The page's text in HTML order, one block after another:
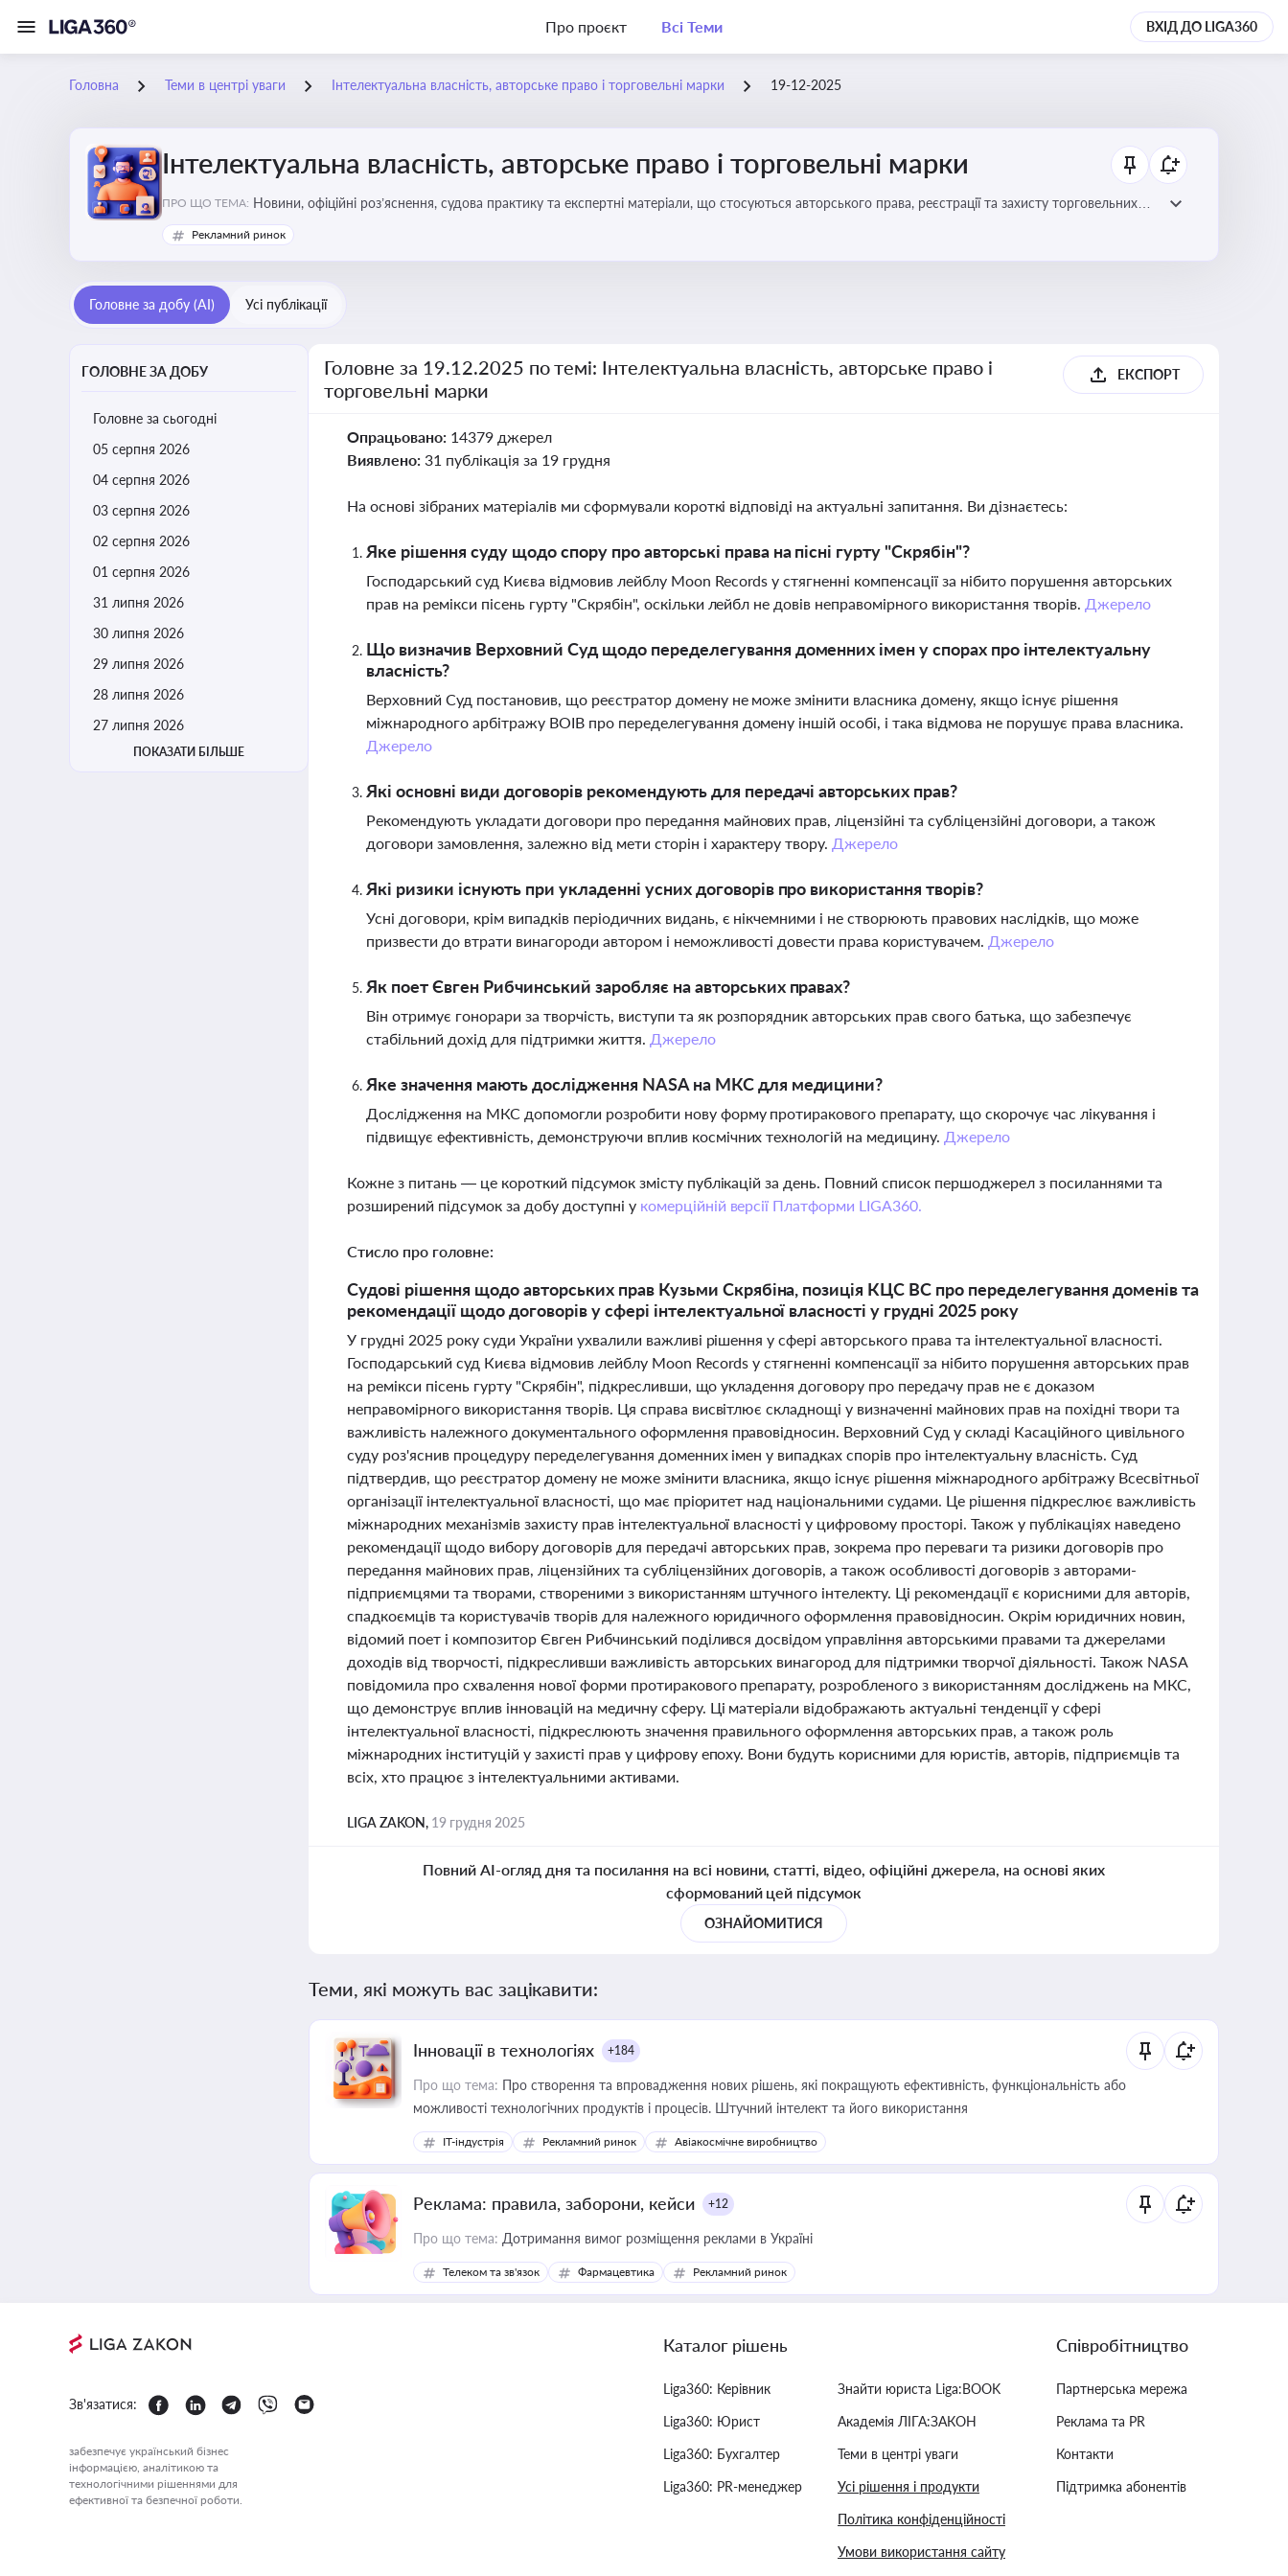
Про проєкт Всі Теми ВХІД ДО LIGA360
Головна Теми в центрі уваги Інтелектуальна власність, авторське право і торговельні марки 19-12-2025
Інтелектуальна власність, авторське право і торговельні марки
ПРО ЩО ТЕМА: Новини, офіційні роз’яснення, судова практику та експертні матеріали, що стосуються авторського права, реєстрації та захисту торговельних
марок, боротьби з порушеннями прав інтелектуальної власності, а також змін у законодавстві у цій сфері
Рекламний ринок
Головне за добу (AI) Усі публікації
ГОЛОВНЕ ЗА ДОБУ
Головне за сьогодні
05 серпня 2026
04 серпня 2026
03 серпня 2026
02 серпня 2026
01 серпня 2026
31 липня 2026
30 липня 2026
29 липня 2026
28 липня 2026
27 липня 2026
ПОКАЗАТИ БІЛЬШЕ
Головне за 19.12.2025 по темі: Інтелектуальна власність, авторське право і
торговельні марки
ЕКСПОРТ
Опрацьовано: 14379 джерел
Виявлено: 31 публікація за 19 грудня
На основі зібраних матеріалів ми сформували короткі відповіді на актуальні запитання. Ви дізнаєтесь:
Яке рішення суду щодо спору про авторські права на пісні гурту "Скрябін"?
Господарський суд Києва відмовив лейблу Moon Records у стягненні компенсації за нібито порушення авторських
прав на ремікси пісень гурту "Скрябін", оскільки лейбл не довів неправомірного використання творів. Джерело
Що визначив Верховний Суд щодо переделегування доменних імен у спорах про інтелектуальну
власність?
Верховний Суд постановив, що реєстратор домену не може змінити власника домену, якщо існує рішення
міжнародного арбітражу ВОІВ про переделегування домену іншій особі, і така відмова не порушує права власника.
Джерело
Які основні види договорів рекомендують для передачі авторських прав?
Рекомендують укладати договори про передання майнових прав, ліцензійні та субліцензійні договори, а також
договори замовлення, залежно від мети сторін і характеру твору. Джерело
Які ризики існують при укладенні усних договорів про використання творів?
Усні договори, крім випадків періодичних видань, є нікчемними і не створюють правових наслідків, що може
призвести до втрати винагороди автором і неможливості довести права користувачем. Джерело
Як поет Євген Рибчинський заробляє на авторських правах?
Він отримує гонорари за творчість, виступи та як розпорядник авторських прав свого батька, що забезпечує
стабільний дохід для підтримки життя. Джерело
Яке значення мають дослідження NASA на МКС для медицини?
Дослідження на МКС допомогли розробити нову форму протиракового препарату, що скорочує час лікування і
підвищує ефективність, демонструючи вплив космічних технологій на медицину. Джерело
Кожне з питань — це короткий підсумок змісту публікацій за день. Повний список першоджерел з посиланнями та
розширений підсумок за добу доступні у комерційній версії Платформи LIGA360.
Стисло про головне:
Судові рішення щодо авторських прав Кузьми Скрябіна, позиція КЦС ВС про переделегування доменів та
рекомендації щодо договорів у сфері інтелектуальної власності у грудні 2025 року
У грудні 2025 року суди України ухвалили важливі рішення у сфері авторського права та інтелектуальної власності.
Господарський суд Києва відмовив лейблу Moon Records у стягненні компенсації за нібито порушення авторських прав
на ремікси пісень гурту "Скрябін", підкресливши, що укладення договору про передачу прав не є доказом
неправомірного використання творів. Ця справа висвітлює складнощі у визначенні майнових прав на похідні твори та
важливість належного документального оформлення правовідносин. Верховний Суд у складі Касаційного цивільного
суду роз'яснив процедуру переделегування доменних імен у випадках спорів про інтелектуальну власність. Суд
підтвердив, що реєстратор домену не може змінити власника, якщо існує рішення міжнародного арбітражу Всесвітньої
організації інтелектуальної власності, що має пріоритет над національними судами. Це рішення підкреслює важливість
міжнародних механізмів захисту прав інтелектуальної власності у цифровому просторі. Також у публікаціях наведено
рекомендації щодо вибору договорів для передачі авторських прав, зокрема про переваги та ризики договорів про
передання майнових прав, ліцензійних та субліцензійних договорів, а також особливості договорів з авторами-
підприємцями та творами, створеними з використанням штучного інтелекту. Ці рекомендації є корисними для авторів,
спадкоємців та користувачів творів для належного юридичного оформлення правовідносин. Окрім юридичних новин,
відомий поет і композитор Євген Рибчинський поділився досвідом управління авторськими правами та джерелами
доходів від творчості, підкресливши важливість авторських винагород для підтримки творчої діяльності. Також NASA
повідомила про схвалення нової форми протиракового препарату, розробленого з використанням досліджень на МКС,
що демонструє вплив інновацій на медичну сферу. Ці матеріали відображають актуальні тенденції у сфері
інтелектуальної власності, підкреслюють значення правильного оформлення авторських прав, а також роль
міжнародних інституцій у захисті прав у цифрову епоху. Вони будуть корисними для юристів, авторів, підприємців та
всіх, хто працює з інтелектуальними активами.
LIGA ZAKON, 19 грудня 2025
Повний AI-огляд дня та посилання на всі новини, статті, відео, офіційні джерела, на основі яких
сформований цей підсумок
ОЗНАЙОМИТИСЯ
Теми, які можуть вас зацікавити:
Інновації в технологіях +184
Про що тема: Про створення та впровадження нових рішень, які покращують ефективність, функціональність або
можливості технологічних продуктів і процесів. Штучний інтелект та його використання
IT-індустрія Рекламний ринок Авіакосмічне виробництво
Реклама: правила, заборони, кейси +12
Про що тема: Дотримання вимог розміщення реклами в Україні
Телеком та зв'язок Фармацевтика Рекламний ринок
Зв'язатися:
забезпечує український бізнес
інформацією, аналітикою та
технологічними рішеннями для
ефективної та безпечної роботи.
Каталог рішень
Liga360: Керівник
Liga360: Юрист
Liga360: Бухгалтер
Liga360: PR-менеджер
Знайти юриста Liga:BOOK
Академія ЛІГА:ЗАКОН
Теми в центрі уваги
Усі рішення і продукти
Політика конфіденційності
Умови використання сайту
Співробітництво
Партнерська мережа
Реклама та PR
Контакти
Підтримка абонентів